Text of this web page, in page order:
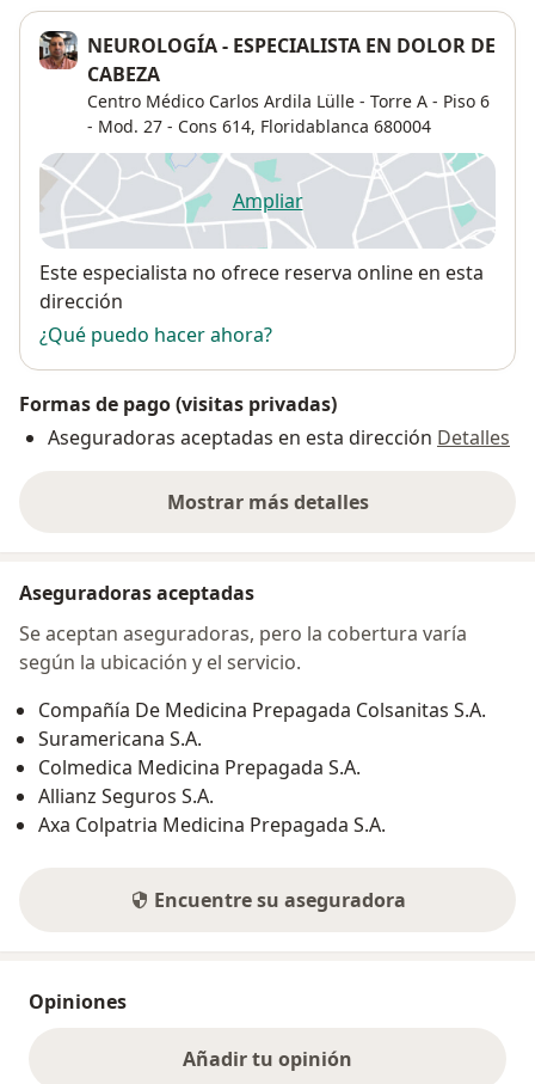
NEUROLOGÍA - ESPECIALISTA EN DOLOR DE
CABEZA
Centro Médico Carlos Ardila Lülle - Torre A - Piso 6
- Mod. 27 - Cons 614, Floridablanca 680004
Ampliarse abre en una nueva
Disponibilidad
Este especialista no ofrece reserva online en esta
dirección
¿Qué puedo hacer ahora?
Formas de pago (visitas privadas)
Aseguradoras aceptadas en esta dirección Detalles
Mostrar más detalles
sobre la dirección
Aseguradoras aceptadas
Se aceptan aseguradoras, pero la cobertura varía
según la ubicación y el servicio.
Compañía De Medicina Prepagada Colsanitas S.A.
Suramericana S.A.
Colmedica Medicina Prepagada S.A.
Allianz Seguros S.A.
Axa Colpatria Medicina Prepagada S.A.
Encuentre su aseguradora
Opiniones
Añadir tu opinión